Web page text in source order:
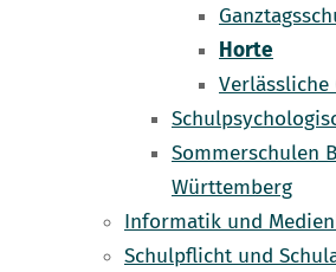
Horte
Verlässliche
Sommerschulen
Württemberg
Informatik und
Schulpflicht und